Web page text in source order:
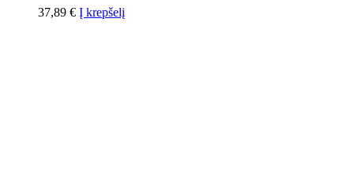
37,89 € Į krepšelį